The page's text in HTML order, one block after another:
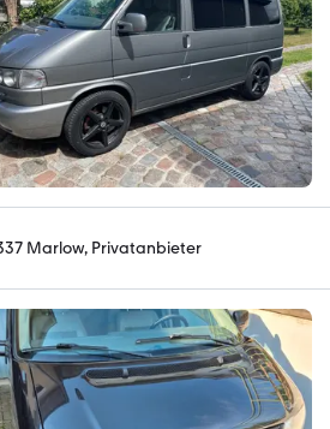
Marlow, Privatanbieter